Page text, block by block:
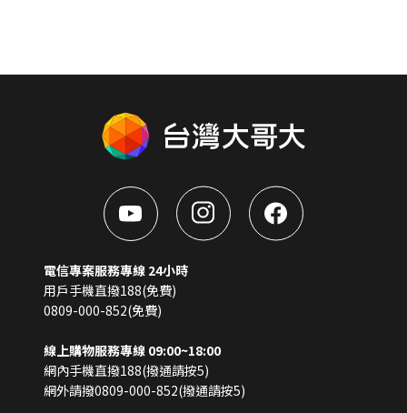
電信專案服務專線 24小時
用戶手機直撥188(免費)
0809-000-852(免費)
線上購物服務專線 09:00~18:00
網內手機直撥188(撥通請按5)
網外請撥0809-000-852(撥通請按5)